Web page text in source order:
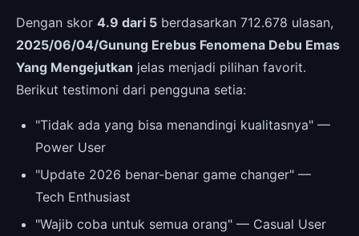
Dengan skor 4.9 dari 5 berdasarkan 712.678 ulasan,
2025/06/04/Gunung Erebus Fenomena Debu Emas
Yang Mengejutkan jelas menjadi pilihan favorit.
Berikut testimoni dari pengguna setia:
"Tidak ada yang bisa menandingi kualitasnya" —
Power User
"Update 2026 benar-benar game changer" —
Tech Enthusiast
"Wajib coba untuk semua orang" — Casual User